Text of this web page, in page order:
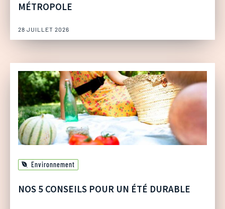
MÉTROPOLE
28 JUILLET 2026
Environnement
NOS 5 CONSEILS POUR UN ÉTÉ DURABLE